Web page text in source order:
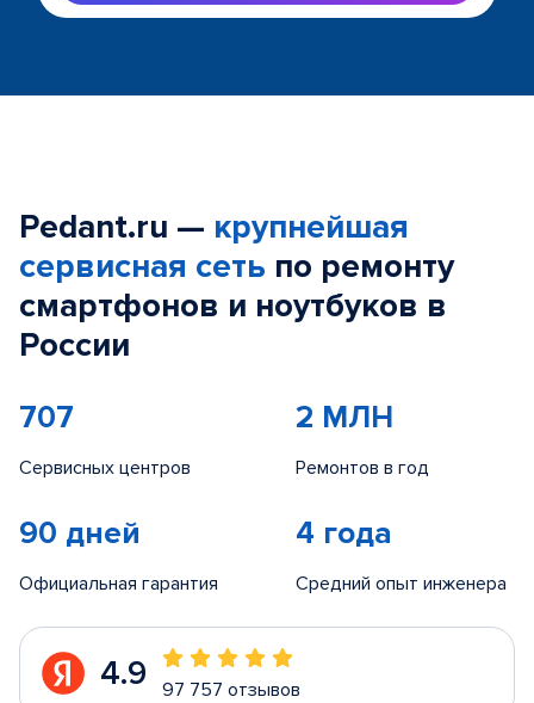
Pedant.ru — крупнейшая
сервисная сеть по ремонту
смартфонов и ноутбуков в
России
707
Сервисных центров
2 МЛН
Ремонтов в год
90 дней
Официальная гарантия
4 года
Средний опыт инженера
4.9 97 757 отзывов